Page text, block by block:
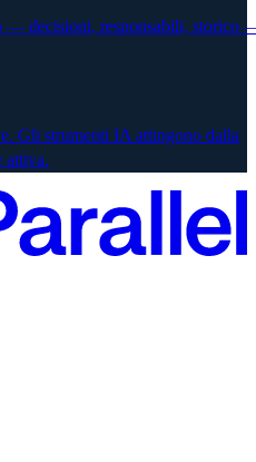
— decisioni, responsabili, storico
Gli strumenti IA attingono dalla
attiva.